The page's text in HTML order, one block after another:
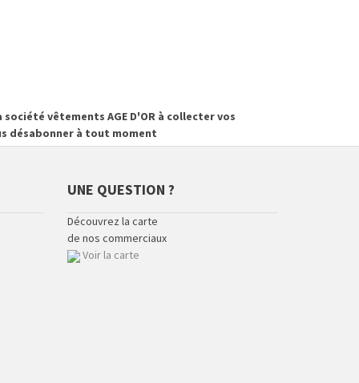
vêtements AGE D'OR à collecter vos
désabonner à tout moment
UNE QUESTION ?
Découvrez la carte
de nos commerciaux
Voir la carte